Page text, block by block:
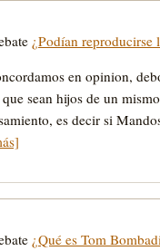
¿Podían reproducirse
en opinion,
sean hijos de un
es decir si
¿Qué es Tom